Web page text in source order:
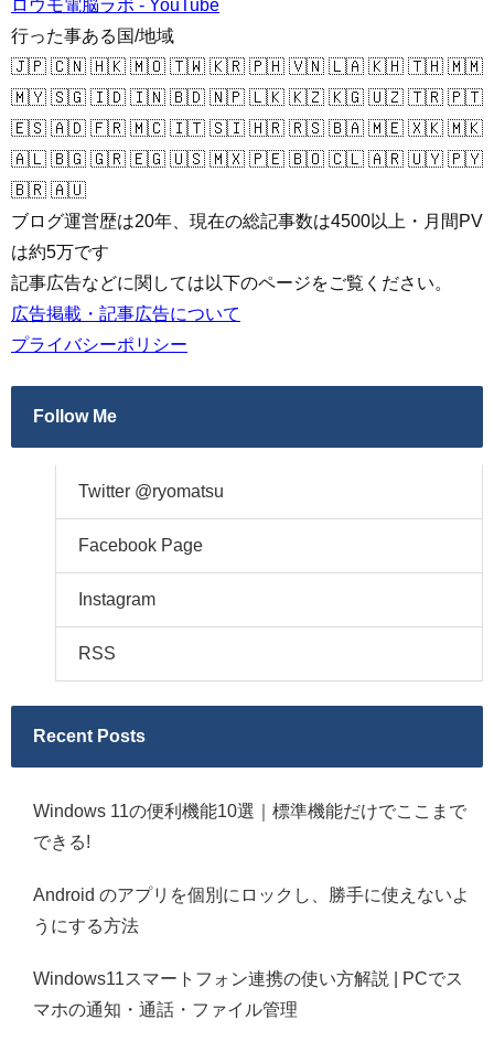
ロウモ電脳ラボ - YouTube
行った事ある国/地域
🇯🇵 🇨🇳 🇭🇰 🇲🇴 🇹🇼 🇰🇷 🇵🇭 🇻🇳 🇱🇦 🇰🇭 🇹🇭 🇲🇲
🇲🇾 🇸🇬 🇮🇩 🇮🇳 🇧🇩 🇳🇵 🇱🇰 🇰🇿 🇰🇬 🇺🇿 🇹🇷 🇵🇹
🇪🇸 🇦🇩 🇫🇷 🇲🇨 🇮🇹 🇸🇮 🇭🇷 🇷🇸 🇧🇦 🇲🇪 🇽🇰 🇲🇰
🇦🇱 🇧🇬 🇬🇷 🇪🇬 🇺🇸 🇲🇽 🇵🇪 🇧🇴 🇨🇱 🇦🇷 🇺🇾 🇵🇾
🇧🇷 🇦🇺
ブログ運営歴は20年、現在の総記事数は4500以上・月間PV
は約5万です
記事広告などに関しては以下のページをご覧ください。
広告掲載・記事広告について
プライバシーポリシー
Follow Me
Twitter @ryomatsu
Facebook Page
Instagram
RSS
Recent Posts
Windows 11の便利機能10選｜標準機能だけでここまで
できる!
Android のアプリを個別にロックし、勝手に使えないよ
うにする方法
Windows11スマートフォン連携の使い方解説 | PCでス
マホの通知・通話・ファイル管理